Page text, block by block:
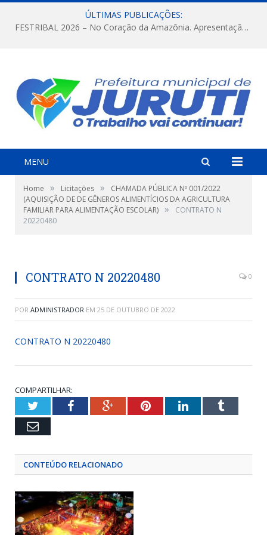
ÚLTIMAS PUBLICAÇÕES:
FESTRIBAL 2026 – No Coração da Amazônia. Apresentação da Munduruku.
MENU
Home » Licitações »
CHAMADA PÚBLICA Nº 001/2022
(AQUISIÇÃO DE DE GÊNEROS ALIMENTÍCIOS DA AGRICULTURA
FAMILIAR PARA ALIMENTAÇÃO ESCOLAR) »
CONTRATO N
20220480
CONTRATO N 20220480 0
POR ADMINISTRADOR EM 25 DE OUTUBRO DE 2022
CONTRATO N 20220480
COMPARTILHAR:
TwitterFacebookGoogle+PinterestLinkedInTumblr
Email
CONTEÚDO RELACIONADO